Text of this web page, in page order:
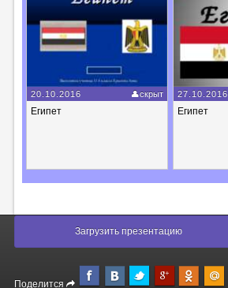
20.10.2016 скрыт
Египет
27.10.2016
Египет
Загрузить презентацию
Поделится